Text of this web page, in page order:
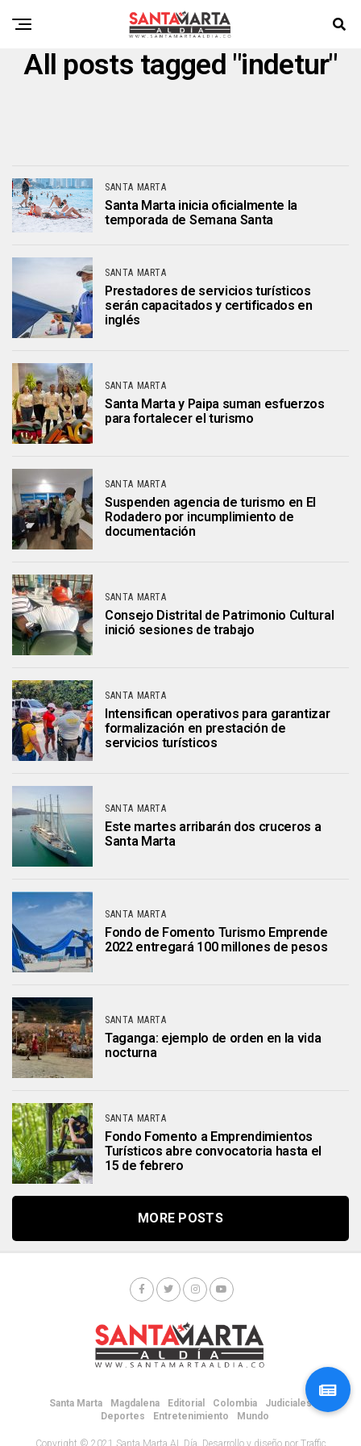
All posts tagged "indetur"
SANTA MARTA
Santa Marta inicia oficialmente la
temporada de Semana Santa
SANTA MARTA
Prestadores de servicios turísticos
serán capacitados y certificados en
inglés
SANTA MARTA
Santa Marta y Paipa suman esfuerzos
para fortalecer el turismo
SANTA MARTA
Suspenden agencia de turismo en El
Rodadero por incumplimiento de
documentación
SANTA MARTA
Consejo Distrital de Patrimonio Cultural
inició sesiones de trabajo
SANTA MARTA
Intensifican operativos para garantizar
formalización en prestación de
servicios turísticos
SANTA MARTA
Este martes arribarán dos cruceros a
Santa Marta
SANTA MARTA
Fondo de Fomento Turismo Emprende
2022 entregará 100 millones de pesos
SANTA MARTA
Taganga: ejemplo de orden en la vida
nocturna
SANTA MARTA
Fondo Fomento a Emprendimientos
Turísticos abre convocatoria hasta el
15 de febrero
MORE POSTS
Santa Marta Magdalena Editorial Colombia
Judiciales
Deportes
Entretenimiento Mundo
Copyright © 2021 Santa Marta AL Día. Desarrollo y diseño por Traffic